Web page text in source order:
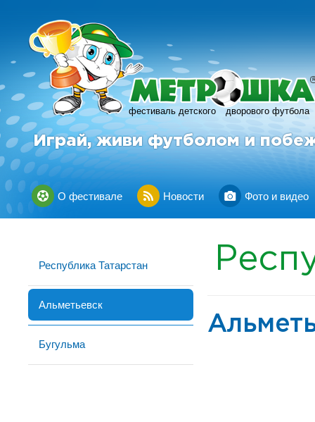
фестиваль детского дворового футбола
R
Играй, живи футболом и
О фестивале Новости Фото и видео
Республика Татарстан
Альметьевск
Бугульма